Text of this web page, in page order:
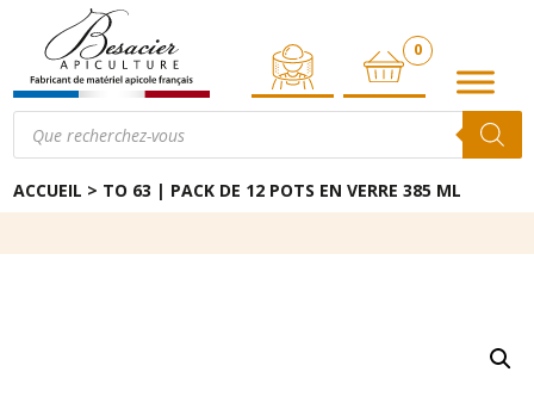
0
ARTICLE
Recherche
produits
ACCUEIL > TO 63 | PACK DE 12 POTS EN VERRE 385 ML